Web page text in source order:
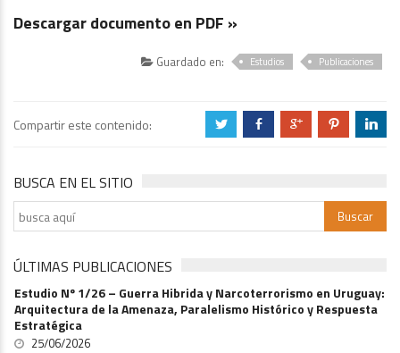
Descargar documento en PDF »
Guardado en: Estudios Publicaciones
Compartir este contenido: a b c d j
BUSCA EN EL SITIO
ÚLTIMAS PUBLICACIONES
Estudio Nº 1/26 – Guerra Hibrida y Narcoterrorismo en Uruguay:
Arquitectura de la Amenaza, Paralelismo Histórico y Respuesta
Estratégica
25/06/2026